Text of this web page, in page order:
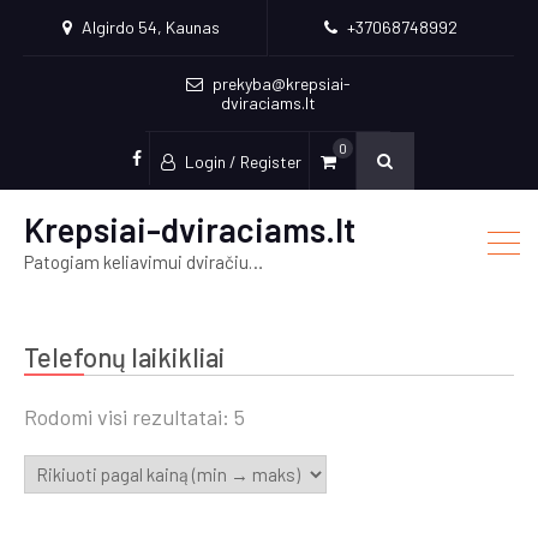
Algirdo 54, Kaunas +37068748992
prekyba@krepsiai-
dviraciams.lt
facebook
Login / Register
0
Krepsiai-dviraciams.lt
Patogiam keliavimui dviračiu…
Telefonų laikikliai
Rodomi visi rezultatai: 5
pagal
kainą: